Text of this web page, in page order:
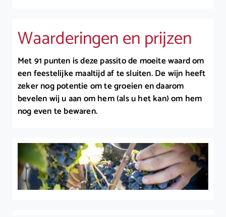
Waarderingen en prijzen
Met 91 punten is deze passito de moeite waard om
een feestelijke maaltijd af te sluiten. De wijn heeft
zeker nog potentie om te groeien en daarom
bevelen wij u aan om hem (als u het kan) om hem
nog even te bewaren.